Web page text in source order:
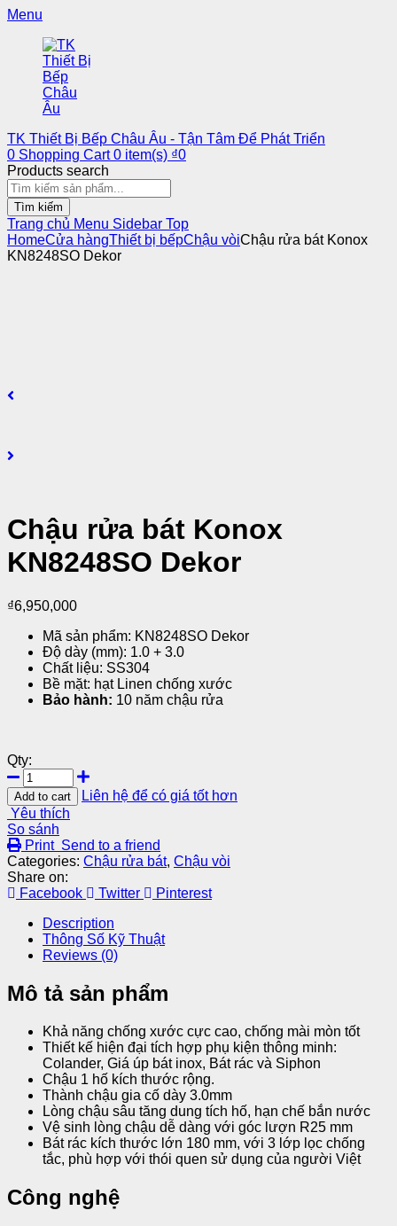
Menu
TK Thiết Bị Bếp Châu Âu - Tận Tâm Để Phát Triển
0 Shopping Cart 0 item(s) ₫0
Products search
Tìm kiếm
Trang chủ Menu Sidebar Top
HomeCửa hàngThiết bị bếpChậu vòiChậu rửa bát Konox
KN8248SO Dekor
Chậu rửa bát Konox
KN8248SO Dekor
₫6,950,000
Mã sản phẩm: KN8248SO Dekor
Độ dày (mm): 1.0 + 3.0
Chất liệu: SS304
Bề mặt: hạt Linen chống xước
Bảo hành: 10 năm chậu rửa
Qty:
Add to cart
Liên hệ để có giá tốt hơn
Yêu thích
So sánh
Print Send to a friend
Categories: Chậu rửa bát, Chậu vòi
Share on:
Facebook
Twitter
Pinterest
Description
Thông Số Kỹ Thuật
Reviews (0)
Mô tả sản phẩm
Khả năng chống xước cực cao, chống mài mòn tốt
Thiết kế hiện đại tích hợp phụ kiện thông minh:
Colander, Giá úp bát inox, Bát rác và Siphon
Chậu 1 hố kích thước rộng.
Thành chậu gia cố dày 3.0mm
Lòng chậu sâu tăng dung tích hố, hạn chế bắn nước
Vệ sinh lòng chậu dễ dàng với góc lượn R25 mm
Bát rác kích thước lớn 180 mm, với 3 lớp lọc chống
tắc, phù hợp với thói quen sử dụng của người Việt
Công nghệ